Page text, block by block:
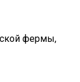
фермы,